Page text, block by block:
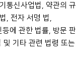
통신사업법, 약관의
, 전자 서명 법,
에 관한 법률, 방문
및 기타 관련 법령 또는